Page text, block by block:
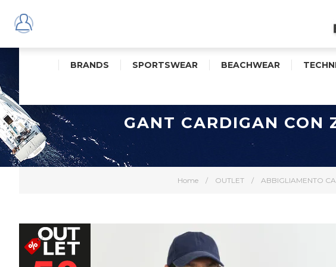
BRANDS SPORTSWEAR BEACHWEAR
Home / OUTLET / ABBIGLIAMENTO
GANT CARDIGAN CON